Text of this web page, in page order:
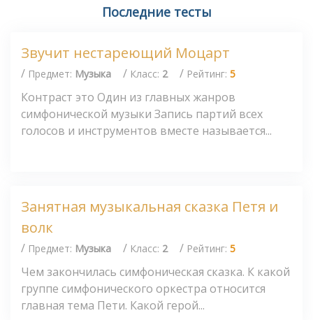
Последние тесты
Звучит нестареющий Моцарт
/ Предмет: Музыка / Класс: 2 / Рейтинг: 5
Контраст это Один из главных жанров
симфонической музыки Запись партий всех
голосов и инструментов вместе называется...
Занятная музыкальная сказка Петя и
волк
/ Предмет: Музыка / Класс: 2 / Рейтинг: 5
Чем закончилась симфоническая сказка. К какой
группе симфонического оркестра относится
главная тема Пети. Какой герой...